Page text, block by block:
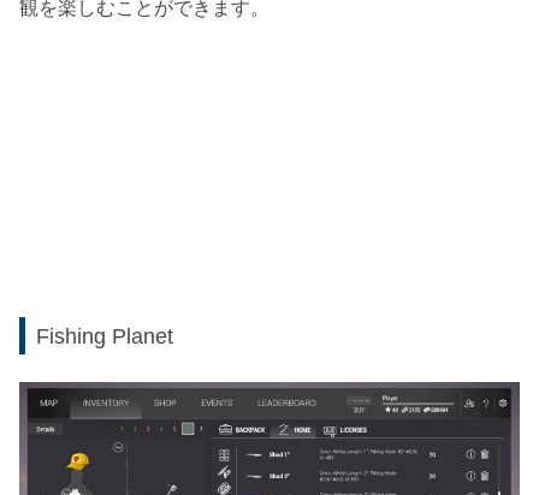
観を楽しむことができます。
Fishing Planet